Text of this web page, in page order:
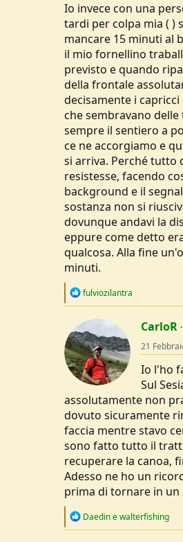
Io invece con una
tardi per colpa mia ( )
mancare 15 minuti al
il mio fornellino
previsto e quando
della frontale
decisamente i
che sembravano
sempre il sentiero a
ce ne accorgiamo e
si arriva. Perché tutto
resistesse, facendo
background e il
sostanza non si
dovunque andavi la
eppure come detto
qualcosa. Alla fine
minuti.
R
c
t
i
o
n
s
fulviozilantra
CarloR
21
Io l'ho
Sul
assolutamente non
dovuto sicuramente
faccia mentre stavo
sono fatto tutto il
recuperare la canoa,
Adesso ne ho un
prima di tornare in un
R
Daedinewalterfishing